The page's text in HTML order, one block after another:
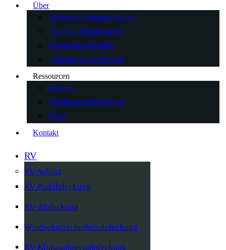
Über
Maßgeschneiderter Service
Vietnam Hauptquartier
Kambodscha Fabrik
Aktuelle Ausstellungen
Ressourcen
Katalog
Häufig gestellte Fragen
Blog
Kontakt
RV
RV-Schutz
RV Radabdeckung
RV-Abdeckung
Windschutzscheibenabdeckung
RV-Klimaanlagenabdeckung